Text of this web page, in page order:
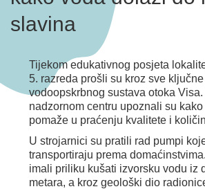
slavina
Tijekom edukativnog posjeta
5. razreda prošli su kroz sve
vodoopskrbnog sustava otoka
nadzornom centru upoznali su
pomaže u praćenju kvalitete i
U strojarnici su pratili rad pumpi
transportiraju prema
imali priliku kušati izvorsku vodu iz
metara, a kroz geološki dio